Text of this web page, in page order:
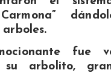
arboles.
fue
arbolito,